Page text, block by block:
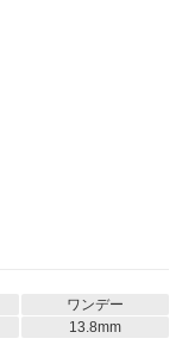
ワンデー
13.8mm